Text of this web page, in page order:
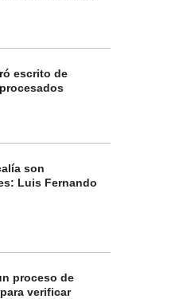
escrito de
son
Luis Fernando
proceso de
verificar